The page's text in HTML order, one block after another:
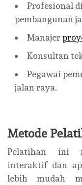
Profesional
pembangunan
Manajer
Konsultan
Pegawai
jalan raya.
Metode
Pelatihan ini
interaktif dan
lebih mudah